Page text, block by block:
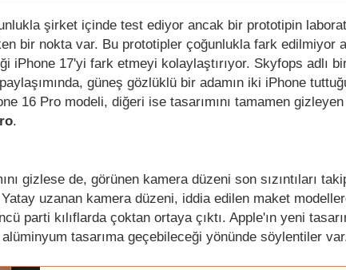
şirket içinde test ediyor ancak bir prototipin
bir nokta var. Bu prototipler çoğunlukla fark edilmiyor
iPhone 17'yi fark etmeyi kolaylaştırıyor. Skyfops adlı
güneş gözlüklü bir adamın iki iPhone
16 Pro modeli, diğeri ise tasarımını tamamen
.
gizlese de, görünen kamera düzeni son sızıntıları
uzanan kamera düzeni, iddia edilen maket
parti kılıflarda çoktan ortaya çıktı. Apple'ın yeni
tasarıma geçebileceği yönünde söylentiler